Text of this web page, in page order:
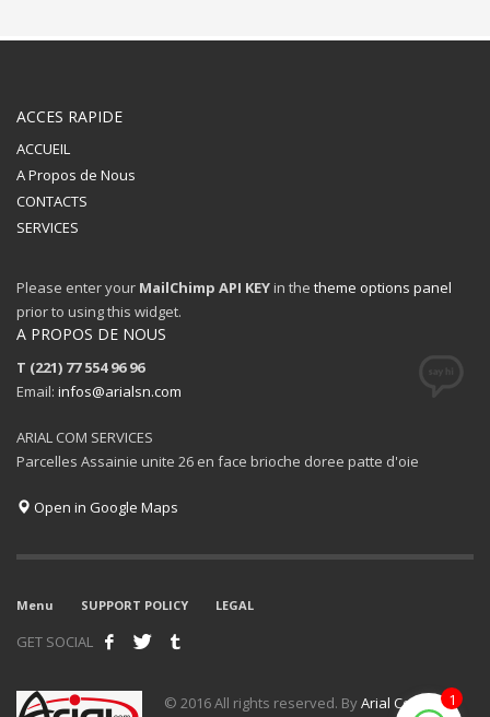
ACCES RAPIDE
ACCUEIL
A Propos de Nous
CONTACTS
SERVICES
Please enter your MailChimp API KEY in the theme options panel
prior to using this widget.
A PROPOS DE NOUS
T (221) 77 554 96 96
Email: infos@arialsn.com
ARIAL COM SERVICES
Parcelles Assainie unite 26 en face brioche doree patte d'oie
Open in Google Maps
Menu SUPPORT POLICY LEGAL
GET SOCIAL
© 2016 All rights reserved. ByArial Com
1